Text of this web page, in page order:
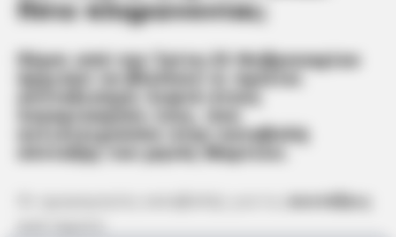
Πότε πληρώνονται;
Πέρσι από την Τρίτη 23 Φεβρουαρίου
αντιστοιχούσαν στην καταβολή
συντάξεις